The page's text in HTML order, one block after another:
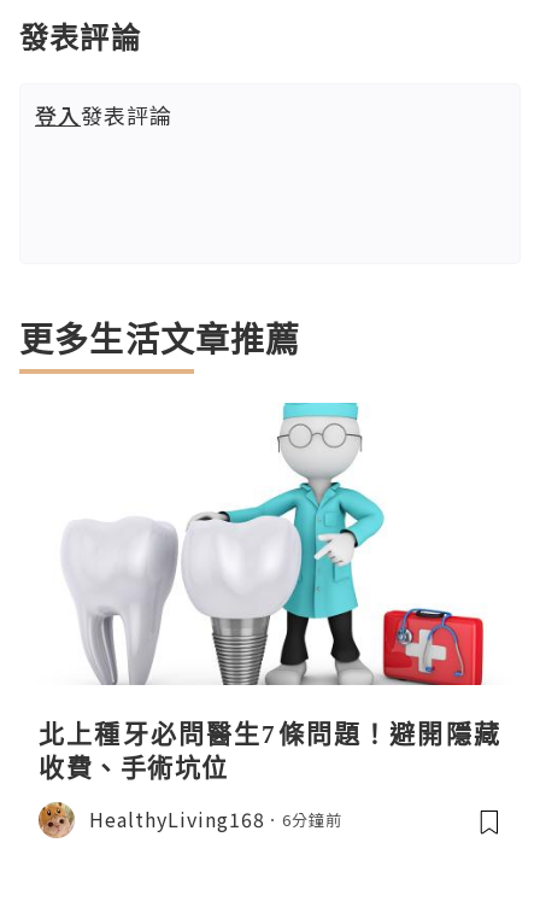
發表評論
登入發表評論
更多生活文章推薦
北上種牙必問醫生7條問題！避開隱藏
收費、手術坑位
HealthyLiving168 6分鐘前